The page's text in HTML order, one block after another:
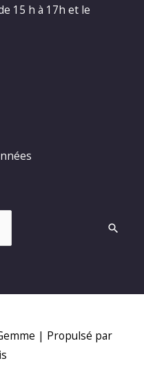
15 h à 17h et le
| Propulsé par